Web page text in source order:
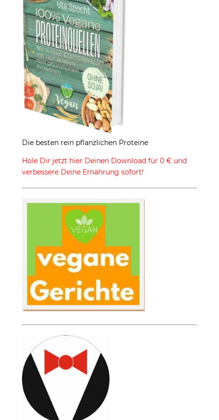
Die besten rein pflanzlichen Proteine
Hole Dir jetzt hier Deinen Download für 0 € und
verbessere Deine Ernährung sofort!